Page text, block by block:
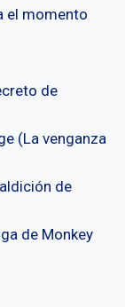
el momento
de
(La venganza
de
de Monkey